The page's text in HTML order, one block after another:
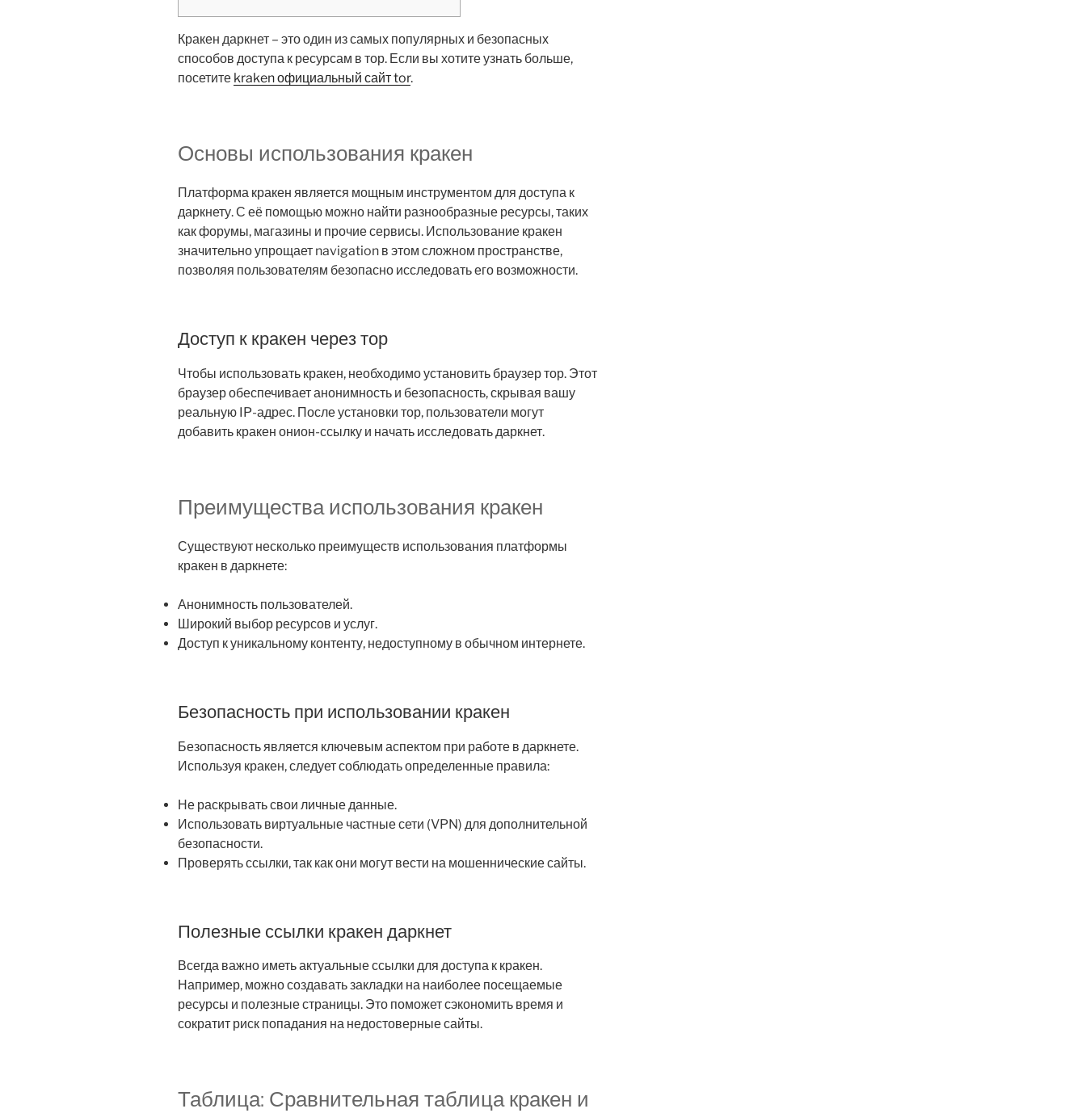
Кракен даркнет – это один из самых популярных и безопасных
способов доступа к ресурсам в тор. Если вы хотите узнать больше,
посетите kraken официальный сайт tor.
Основы использования кракен
Платформа кракен является мощным инструментом для доступа к
даркнету. С её помощью можно найти разнообразные ресурсы, таких
как форумы, магазины и прочие сервисы. Использование кракен
значительно упрощает navigation в этом сложном пространстве,
позволяя пользователям безопасно исследовать его возможности.
Доступ к кракен через тор
Чтобы использовать кракен, необходимо установить браузер тор. Этот
браузер обеспечивает анонимность и безопасность, скрывая вашу
реальную IP-адрес. После установки тор, пользователи могут
добавить кракен онион-ссылку и начать исследовать даркнет.
Преимущества использования кракен
Существуют несколько преимуществ использования платформы
кракен в даркнете:
Анонимность пользователей.
Широкий выбор ресурсов и услуг.
Доступ к уникальному контенту, недоступному в обычном интернете.
Безопасность при использовании кракен
Безопасность является ключевым аспектом при работе в даркнете.
Используя кракен, следует соблюдать определенные правила:
Не раскрывать свои личные данные.
Использовать виртуальные частные сети (VPN) для дополнительной
безопасности.
Проверять ссылки, так как они могут вести на мошеннические сайты.
Полезные ссылки кракен даркнет
Всегда важно иметь актуальные ссылки для доступа к кракен.
Например, можно создавать закладки на наиболее посещаемые
ресурсы и полезные страницы. Это поможет сэкономить время и
сократит риск попадания на недостоверные сайты.
Таблица: Сравнительная таблица кракен и